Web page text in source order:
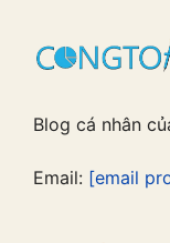
Blog cá nhân
Email: [email